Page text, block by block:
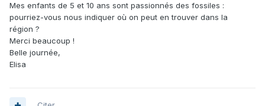
Mes enfants de 5 et 10 ans sont passionnés des fossiles :
pourriez-vous nous indiquer où on peut en trouver dans la
région ?
Merci beaucoup !
Belle journée,
Elisa